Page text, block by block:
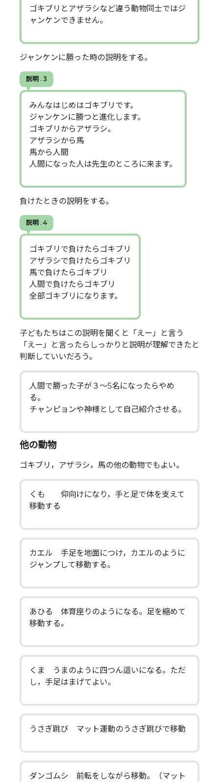
ゴキブリとアザラシなど違う動物同士ではジ
ャンケンできません。
ジャンケンに勝った時の説明をする。
説明 . 3
みんなはじめはゴキブリです。
ジャンケンに勝つと進化します。
ゴキブリからアザラシ。
アザラシから馬
馬から人間
人間になった人は先生のところに来ます。
負けたときの説明をする。
説明 . 4
ゴキブリで負けたらゴキブリ
アザラシで負けたらゴキブリ
馬で負けたらゴキブリ
人間で負けたらゴキブリ
全部ゴキブリになります。
子どもたちはこの説明を聞くと「えー」と言う
「えー」と言ったらしっかりと説明が理解できたと
判断していいだろう。
人間で勝った子が３～5名になったらやめ
る。
チャンピョンや神様として自己紹介させる。
他の動物
ゴキブリ，アザラシ，馬の他の動物でもよい。
くも 仰向けになり，手と足で体を支えて
移動する
カエル 手足を地面につけ，カエルのように
ジャンプして移動する。
あひる 体育座りのようになる。足を縮めて
移動する。
くま うまのように四つん這いになる。ただ
し，手足はまげてよい。
うさぎ跳び マット運動のうさぎ跳びで移動
ダンゴムシ 前転をしながら移動。（マット